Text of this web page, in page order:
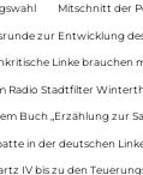
Mitschnitt der
zur Entwicklung
Linke brauchen
Radio Stadtfilter
Buch „Erzählung zur
in der deutschen
IV bis zu den